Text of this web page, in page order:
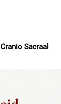
Sacraal